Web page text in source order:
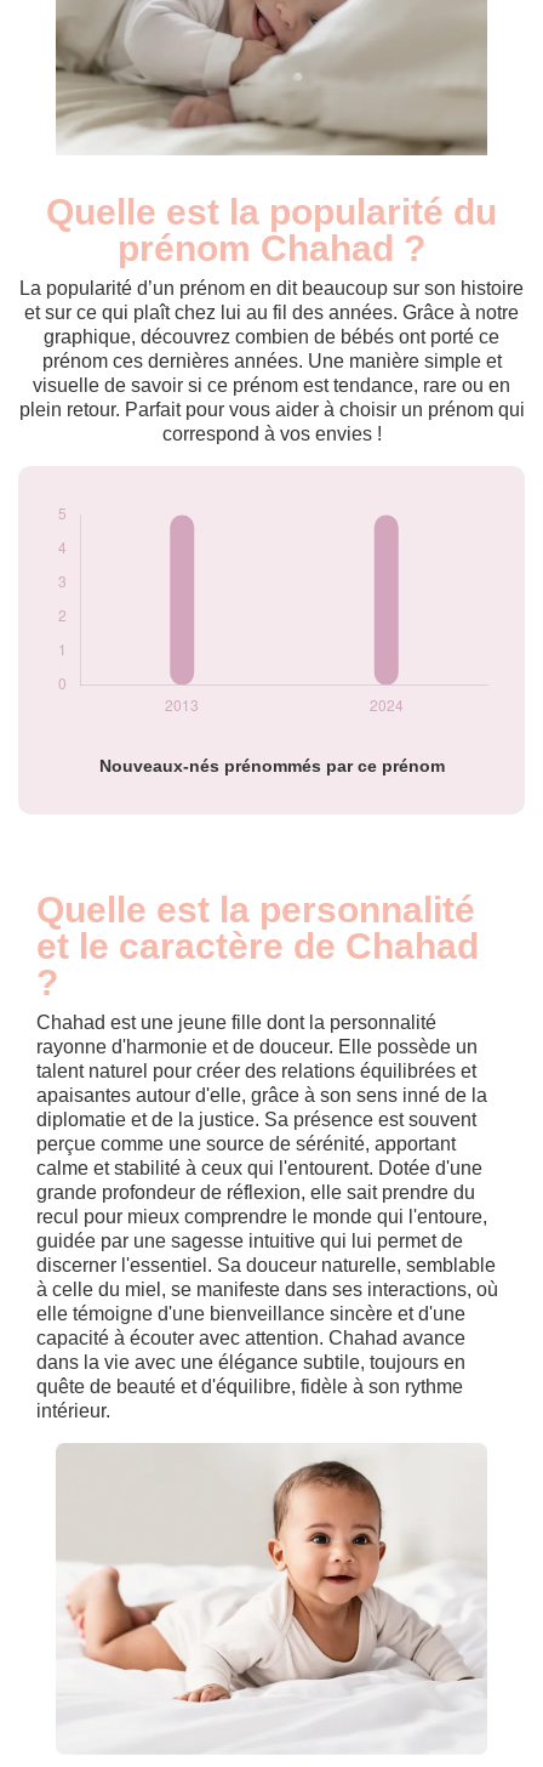
Quelle est la popularité du
prénom Chahad ?
La popularité d’un prénom en dit beaucoup sur son histoire
et sur ce qui plaît chez lui au fil des années. Grâce à notre
graphique, découvrez combien de bébés ont porté ce
prénom ces dernières années. Une manière simple et
visuelle de savoir si ce prénom est tendance, rare ou en
plein retour. Parfait pour vous aider à choisir un prénom qui
correspond à vos envies !
Nouveaux-nés prénommés par ce prénom
Popularité du
prénom Chahad
par année
Année
Nouveaux-
nés
2024
5
Quelle est la personnalité
et le caractère de Chahad
?
Chahad est une jeune fille dont la personnalité
rayonne d'harmonie et de douceur. Elle possède un
talent naturel pour créer des relations équilibrées et
apaisantes autour d'elle, grâce à son sens inné de la
diplomatie et de la justice. Sa présence est souvent
perçue comme une source de sérénité, apportant
calme et stabilité à ceux qui l'entourent. Dotée d'une
grande profondeur de réflexion, elle sait prendre du
recul pour mieux comprendre le monde qui l'entoure,
guidée par une sagesse intuitive qui lui permet de
discerner l'essentiel. Sa douceur naturelle, semblable
à celle du miel, se manifeste dans ses interactions, où
elle témoigne d'une bienveillance sincère et d'une
capacité à écouter avec attention. Chahad avance
dans la vie avec une élégance subtile, toujours en
quête de beauté et d'équilibre, fidèle à son rythme
intérieur.